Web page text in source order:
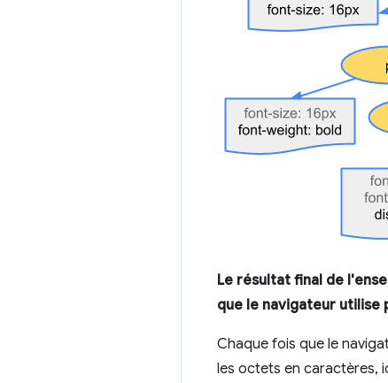
Le résultat final de
que le navigateur
Chaque fois que le
les octets en caractères,